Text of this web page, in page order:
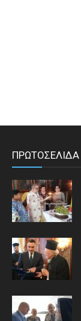
ΠΡΩΤΟΣΕΛΙΔΑ